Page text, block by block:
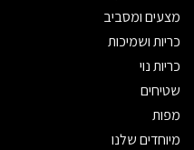
מצעים ומסביב
כריות ושמיכות
כריות נוי
שטיחים
מפות
מיוחדים שלנו